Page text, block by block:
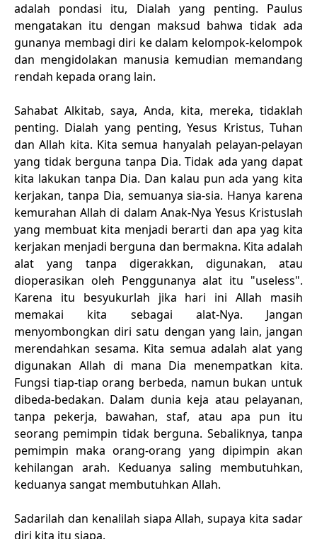
adalah pondasi itu, Dialah yang penting. Paulus
mengatakan itu dengan maksud bahwa tidak ada
gunanya membagi diri ke dalam kelompok-kelompok
dan mengidolakan manusia kemudian memandang
rendah kepada orang lain.
Sahabat Alkitab, saya, Anda, kita, mereka, tidaklah
penting. Dialah yang penting, Yesus Kristus, Tuhan
dan Allah kita. Kita semua hanyalah pelayan-pelayan
yang tidak berguna tanpa Dia. Tidak ada yang dapat
kita lakukan tanpa Dia. Dan kalau pun ada yang kita
kerjakan, tanpa Dia, semuanya sia-sia. Hanya karena
kemurahan Allah di dalam Anak-Nya Yesus Kristuslah
yang membuat kita menjadi berarti dan apa yag kita
kerjakan menjadi berguna dan bermakna. Kita adalah
alat yang tanpa digerakkan, digunakan, atau
dioperasikan oleh Penggunanya alat itu "useless".
Karena itu besyukurlah jika hari ini Allah masih
memakai kita sebagai alat-Nya. Jangan
menyombongkan diri satu dengan yang lain, jangan
merendahkan sesama. Kita semua adalah alat yang
digunakan Allah di mana Dia menempatkan kita.
Fungsi tiap-tiap orang berbeda, namun bukan untuk
dibeda-bedakan. Dalam dunia keja atau pelayanan,
tanpa pekerja, bawahan, staf, atau apa pun itu
seorang pemimpin tidak berguna. Sebaliknya, tanpa
pemimpin maka orang-orang yang dipimpin akan
kehilangan arah. Keduanya saling membutuhkan,
keduanya sangat membutuhkan Allah.
Sadarilah dan kenalilah siapa Allah, supaya kita sadar
diri kita itu siapa.